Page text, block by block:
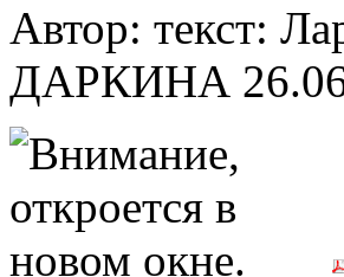
Автор: текст:
ДАРКИНА